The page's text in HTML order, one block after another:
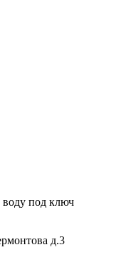
воду под ключ
д.3